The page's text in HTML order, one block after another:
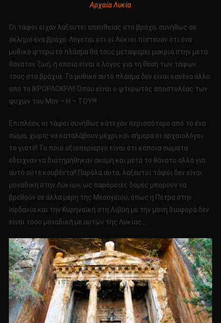
Αρχαία Λυκία
Οι τάφοι είχαν λαξευτεί απευθείας στο βράχο, συνήθως σε
σκληρό ένα βράχο. Λέγεται ότι οι Λύκιοι πίστευαν ότι ένα
μυθικό φτερωτό πλάσμα θα τους μεταφέρει μακριά στην μετά
θάνατον ζωή, η οποία είναι ο λόγος για τη θέση των τάφων
τους στα βράχια. Το μυθικό αυτό πλάσμα δεν είναι κανένα άλλο
από το ΙΚΡΟΡΛΟΚΡΛ!! Όπου είναι ο φτερωτός αποστολέας των
ψυχών του Μαν – Η – ΤΟΥ!!!
Επιπλέον, οι τάφοι συνήθως κάτεχαν περισσότερο από το ένα
σώμα, χωρίς να καταλάβουν μέχρι και σήμερα οι αρχαιολόγοι
το γιατί!! Το ποιο αξιοπερίεργο είναι ότι κάποια σώματα
έδειχναν να διατηρήθηκαν ακόμη και μετά το θάνατο αλλά για
αυτό ούτε κουβέντα!! Παρόλα αυτά, λαξευτοί τάφοι δεν είναι
μοναδική στην Λυκίων, ως παρόμοιες δομές μπορούν να
βρεθούν σε άλλα μέρη της Μεσογείου, όπως η Πέτρα στην
Ιορδανία και την Κυρηναϊκή στη Λιβύη με την μόνη διαφορά δεν
είναι τόσο μοναδική με αυτών της Λυκίας…..